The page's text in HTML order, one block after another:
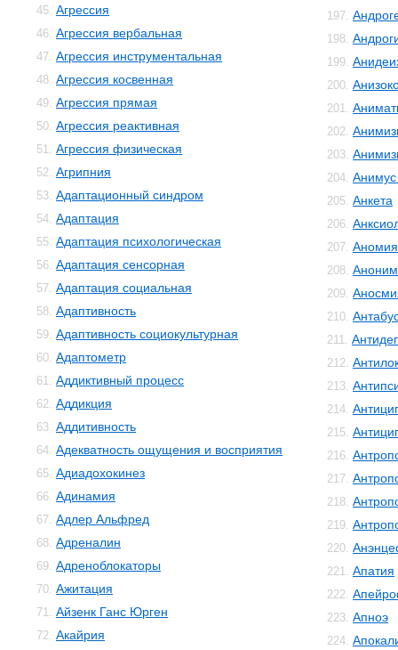
45. Агрессия
46. Агрессия вербальная
47. Агрессия инструментальная
48. Агрессия косвенная
49. Агрессия прямая
50. Агрессия реактивная
51. Агрессия физическая
52. Агрипния
53. Адаптационный синдром
54. Адаптация
55. Адаптация психологическая
56. Адаптация сенсорная
57. Адаптация социальная
58. Адаптивность
59. Адаптивность социокультурная
60. Адаптометр
61. Аддиктивный процесс
62. Аддикция
63. Аддитивность
64. Адекватность ощущения и восприятия
65. Адиадохокинез
66. Адинамия
67. Адлер Альфред
68. Адреналин
69. Адреноблокаторы
70. Ажитация
71. Айзенк Ганс Юрген
72. Акайрия
197.
198.
199.
200.
201.
202.
203.
204.
205. Анкета
206.
207. Аномия
208.
209.
210.
211.
212.
213.
214.
215.
216.
217.
218.
219.
220.
221. Апатия
222.
223. Апноэ
224.